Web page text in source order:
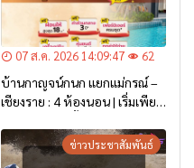
07 ส.ค. 2026 14:09:47 62
บ้านกาญจน์กนก แยกแม่กรณ์ –
เชียงราย : 4 ห้องนอน | เริ่มเพียง
ข่าวประชาสัมพันธ์